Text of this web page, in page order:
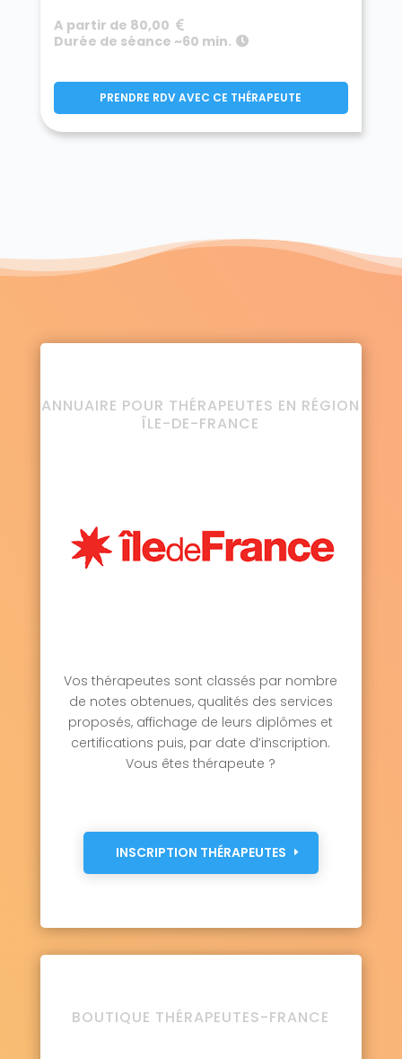
A partir de 80,00
Durée de séance ~60 min.
PRENDRE RDV AVEC CE THÉRAPEUTE
ANNUAIRE POUR THÉRAPEUTES EN RÉGION
ÎLE-DE-FRANCE
Vos thérapeutes sont classés par nombre
de notes obtenues, qualités des services
proposés, affichage de leurs diplômes et
certifications puis, par date d’inscription.
Vous êtes thérapeute ?
INSCRIPTION THÉRAPEUTES
BOUTIQUE THÉRAPEUTES-FRANCE